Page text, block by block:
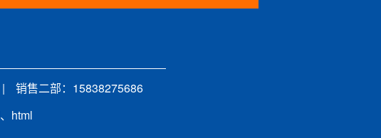
|
销售二部：15838275686
、 html